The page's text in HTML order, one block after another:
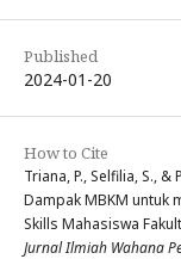
Published
2024-01-20
How to Cite
Triana, P., Selfilia, S.,
Dampak MBKM untuk
Skills Mahasiswa
Jurnal Ilmiah Wahana